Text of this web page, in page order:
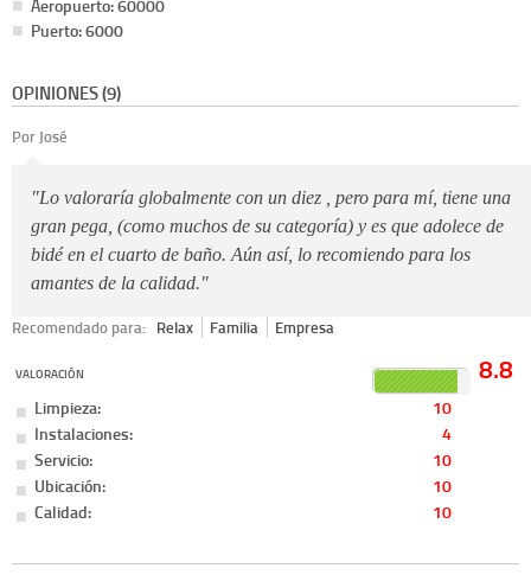
Aeropuerto: 60000
Puerto: 6000
OPINIONES (9)
Por José
"Lo valoraría globalmente con un diez , pero para mí, tiene una
gran pega, (como muchos de su categoría) y es que adolece de
bidé en el cuarto de baño. Aún así, lo recomiendo para los
amantes de la calidad."
Recomendado para: Relax Familia Empresa
VALORACIÓN 8.8
Limpieza:
10
Instalaciones:
4
Servicio:
10
Ubicación:
10
Calidad:
10